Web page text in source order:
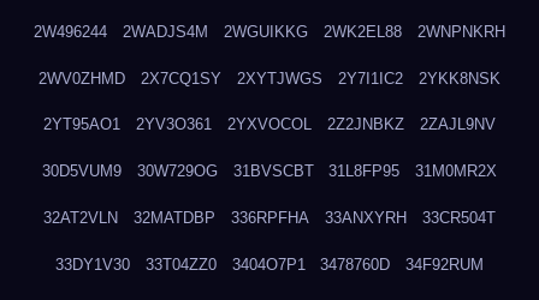
2W496244 2WADJS4M 2WGUIKKG 2WK2EL88 2WNPNKRH
2WV0ZHMD 2X7CQ1SY 2XYTJWGS 2Y7I1IC2 2YKK8NSK
2YT95AO1 2YV3O361 2YXVOCOL 2Z2JNBKZ 2ZAJL9NV
30D5VUM9 30W729OG 31BVSCBT 31L8FP95 31M0MR2X
32AT2VLN 32MATDBP 336RPFHA 33ANXYRH 33CR504T
33DY1V30 33T04ZZ0 3404O7P1 3478760D 34F92RUM